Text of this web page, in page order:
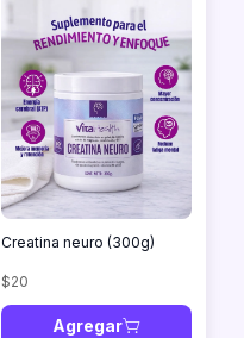
Creatina neuro (300g)
$20
Agregar